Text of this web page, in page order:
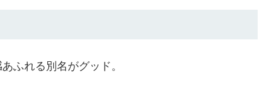
ふれる別名がグッド。